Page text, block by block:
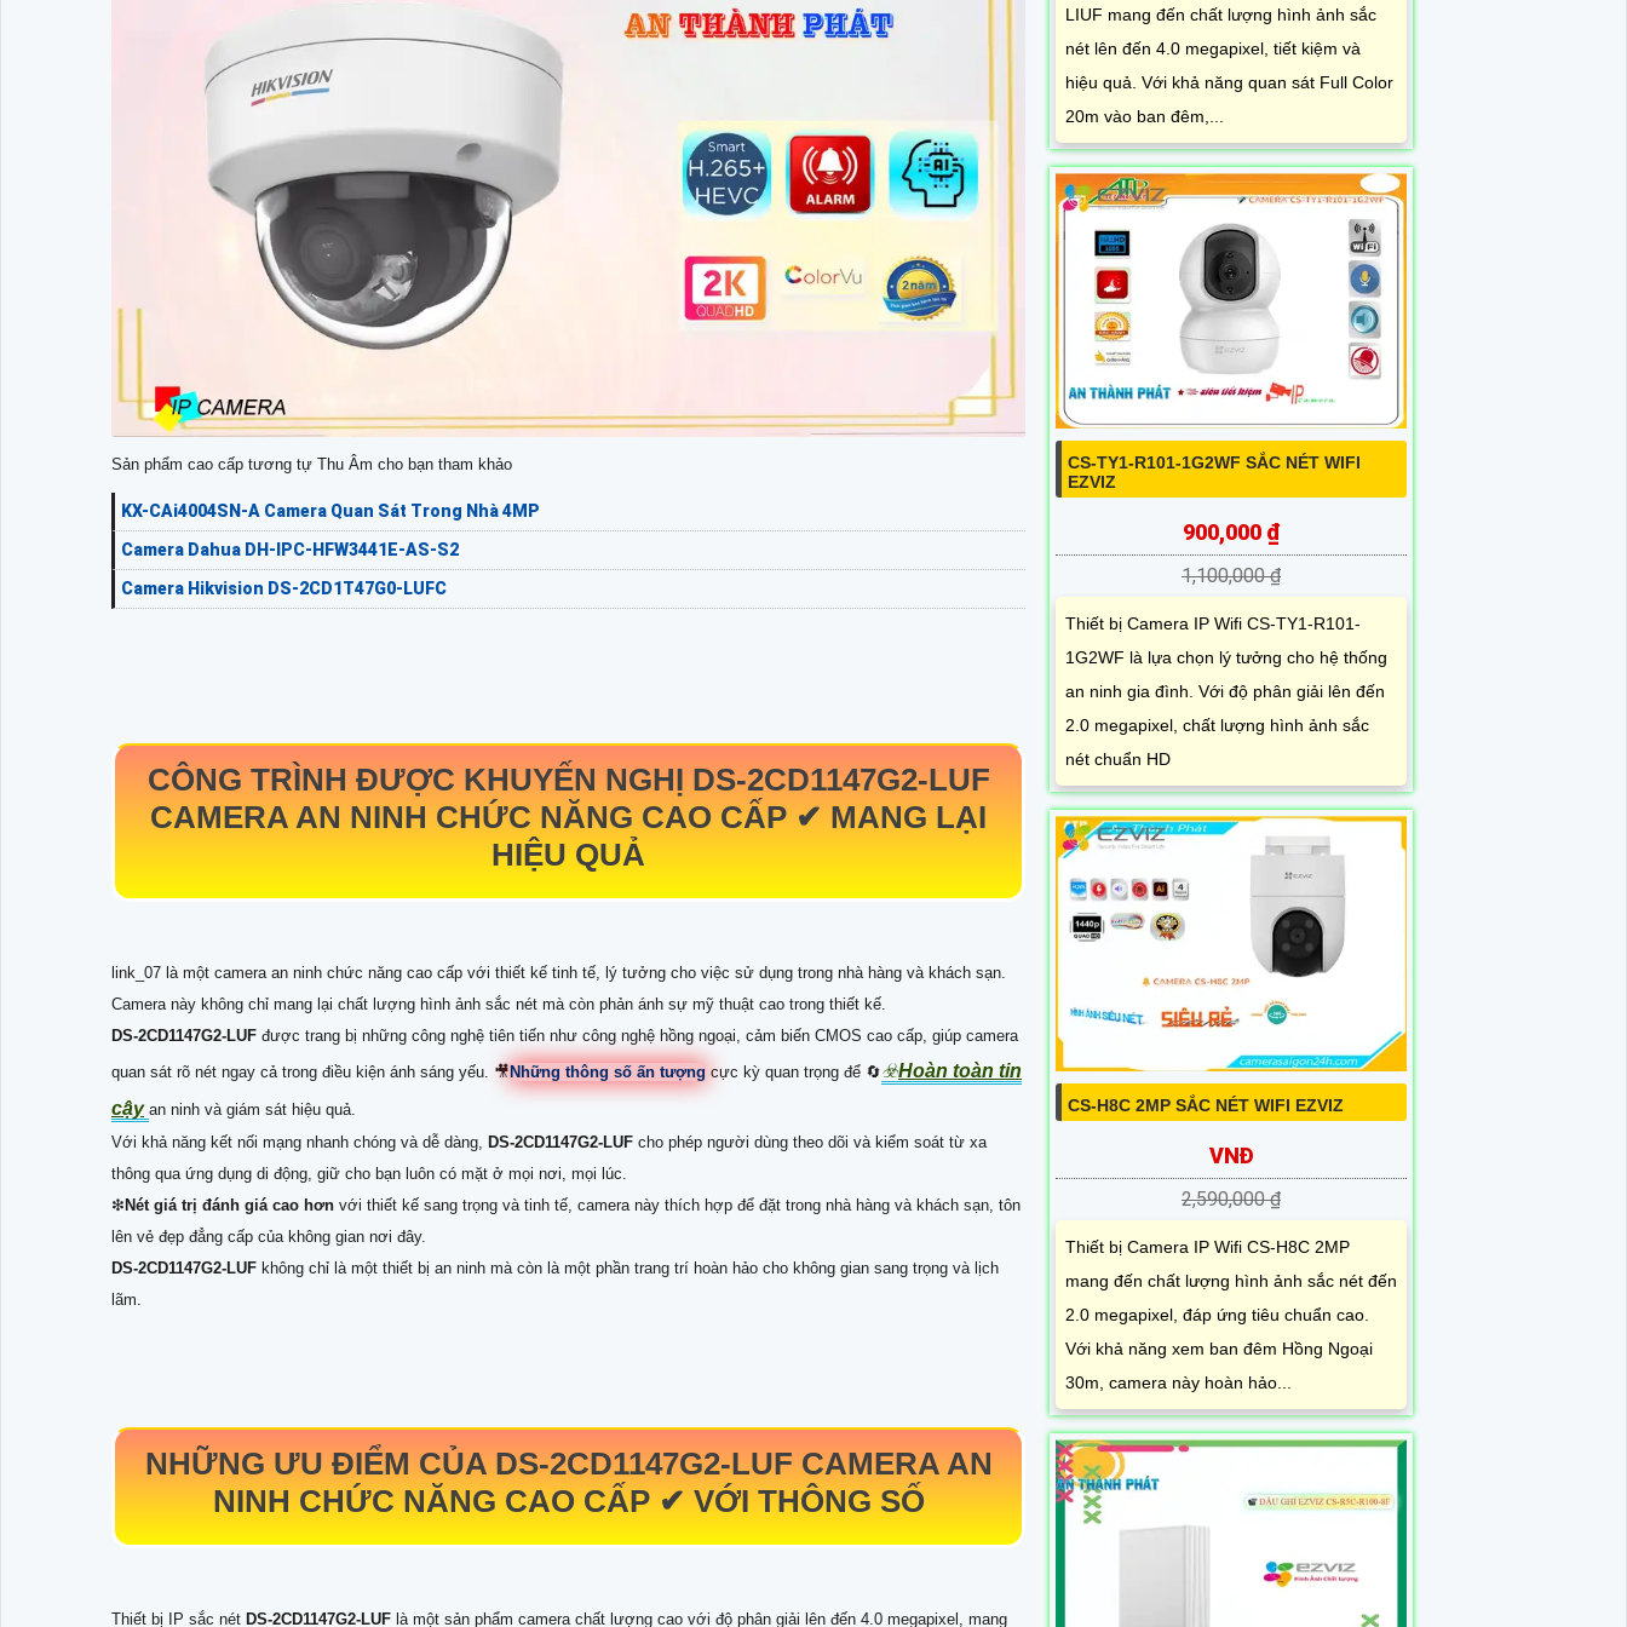
Sản phẩm cao cấp tương tự Thu Âm cho bạn tham khảo
KX-CAi4004SN-A Camera Quan Sát Trong Nhà 4MP
Camera Dahua DH-IPC-HFW3441E-AS-S2
Camera Hikvision DS-2CD1T47G0-LUFC
CÔNG TRÌNH ĐƯỢC KHUYẾN NGHỊ DS-2CD1147G2-LUF
CAMERA AN NINH CHỨC NĂNG CAO CẤP ✔ MANG LẠI
HIỆU QUẢ
link_07 là một camera an ninh chức năng cao cấp với thiết kế tinh tế, lý tưởng cho việc sử dụng trong nhà hàng và khách sạn.
Camera này không chỉ mang lại chất lượng hình ảnh sắc nét mà còn phản ánh sự mỹ thuật cao trong thiết kế.
DS-2CD1147G2-LUF được trang bị những công nghệ tiên tiến như công nghệ hồng ngoại, cảm biến CMOS cao cấp, giúp camera
quan sát rõ nét ngay cả trong điều kiện ánh sáng yếu. 🎥 Những thông số ấn tượng cực kỳ quan trọng để 🔄☣️Hoàn toàn tin
cậy an ninh và giám sát hiệu quả.
Với khả năng kết nối mạng nhanh chóng và dễ dàng,
DS-2CD1147G2-LUF cho phép người dùng theo dõi và kiểm soát từ xa
thông qua ứng dụng di động, giữ cho bạn luôn có mặt ở mọi nơi, mọi lúc.
❇ Nét giá trị đánh giá cao hơn với thiết kế sang trọng và tinh tế, camera này thích hợp để đặt trong nhà hàng và khách sạn, tôn
lên vẻ đẹp đẳng cấp của không gian nơi đây.
DS-2CD1147G2-LUF không chỉ là một thiết bị an ninh mà còn là một phần trang trí hoàn hảo cho không gian sang trọng và lịch
lãm.
NHỮNG ƯU ĐIỂM CỦA DS-2CD1147G2-LUF CAMERA AN
NINH CHỨC NĂNG CAO CẤP ✔ VỚI THÔNG SỐ
Thiết bị IP sắc nét DS-2CD1147G2-LUF là một sản phẩm camera chất lượng cao với độ phân giải lên đến 4.0 megapixel, mang
LIUF mang đến chất lượng hình ảnh sắc
nét lên đến 4.0 megapixel, tiết kiệm và
hiệu quả. Với khả năng quan sát Full Color
20m vào ban đêm,...
CS-TY1-R101-1G2WF SẮC NÉT WIFI
EZVIZ
900,000 ₫
1,100,000 ₫
Thiết bị Camera IP Wifi CS-TY1-R101-
1G2WF là lựa chọn lý tưởng cho hệ thống
an ninh gia đình. Với độ phân giải lên đến
2.0 megapixel, chất lượng hình ảnh sắc
nét chuẩn HD
CS-H8C 2MP SẮC NÉT WIFI EZVIZ
VNĐ
2,590,000 ₫
Thiết bị Camera IP Wifi CS-H8C 2MP
mang đến chất lượng hình ảnh sắc nét đến
2.0 megapixel, đáp ứng tiêu chuẩn cao.
Với khả năng xem ban đêm Hồng Ngoại
30m, camera này hoàn hảo...